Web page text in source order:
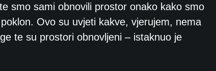
smo sami obnovili prostor onako kako smo
Ovo su uvjeti kakve, vjerujem, nema
te su prostori obnovljeni – istaknuo je